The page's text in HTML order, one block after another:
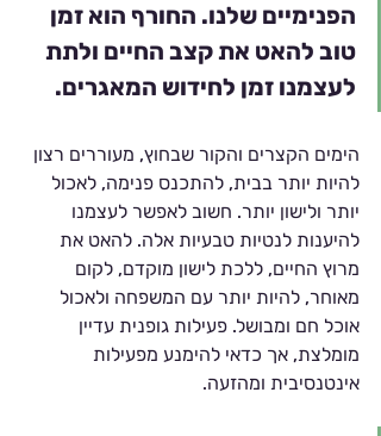
הפנימיים שלנו. החורף הוא זמן
טוב להאט את קצב החיים ולתת
לעצמנו זמן לחידוש המאגרים.
הימים הקצרים והקור שבחוץ, מעוררים רצון
להיות יותר בבית, להתכנס פנימה, לאכול
יותר ולישון יותר. חשוב לאפשר לעצמנו
להיענות לנטיות טבעיות אלה. להאט את
מרוץ החיים, ללכת לישון מוקדם, לקום
מאוחר, להיות יותר עם המשפחה ולאכול
אוכל חם ומבושל. פעילות גופנית עדיין
מומלצת, אך כדאי להימנע מפעילות
אינטנסיבית ומהזעה.